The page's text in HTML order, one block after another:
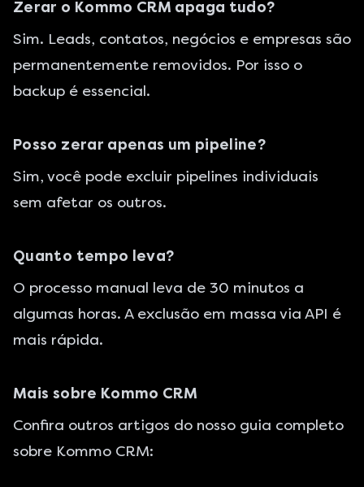
Zerar o Kommo CRM apaga tudo?
Sim. Leads, contatos, negócios e empresas são
permanentemente removidos. Por isso o
backup é essencial.
Posso zerar apenas um pipeline?
Sim, você pode excluir pipelines individuais
sem afetar os outros.
Quanto tempo leva?
O processo manual leva de 30 minutos a
algumas horas. A exclusão em massa via API é
mais rápida.
Mais sobre Kommo CRM
Confira outros artigos do nosso guia completo
sobre Kommo CRM: